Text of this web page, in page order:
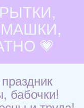
💗
бабочки!